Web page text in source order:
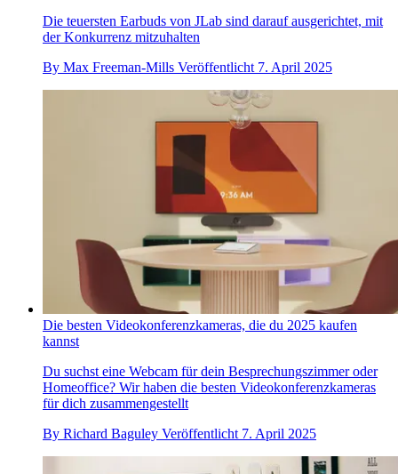
Die teuersten Earbuds von JLab sind darauf ausgerichtet, mit
der Konkurrenz mitzuhalten
By Max Freeman-Mills Veröffentlicht 7. April 2025
Die besten Videokonferenzkameras, die du 2025 kaufen
kannst
Du suchst eine Webcam für dein Besprechungszimmer oder
Homeoffice? Wir haben die besten Videokonferenzkameras
für dich zusammengestellt
By Richard Baguley Veröffentlicht 7. April 2025